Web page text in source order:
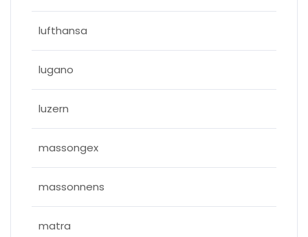
lufthansa
lugano
luzern
massongex
massonnens
matra